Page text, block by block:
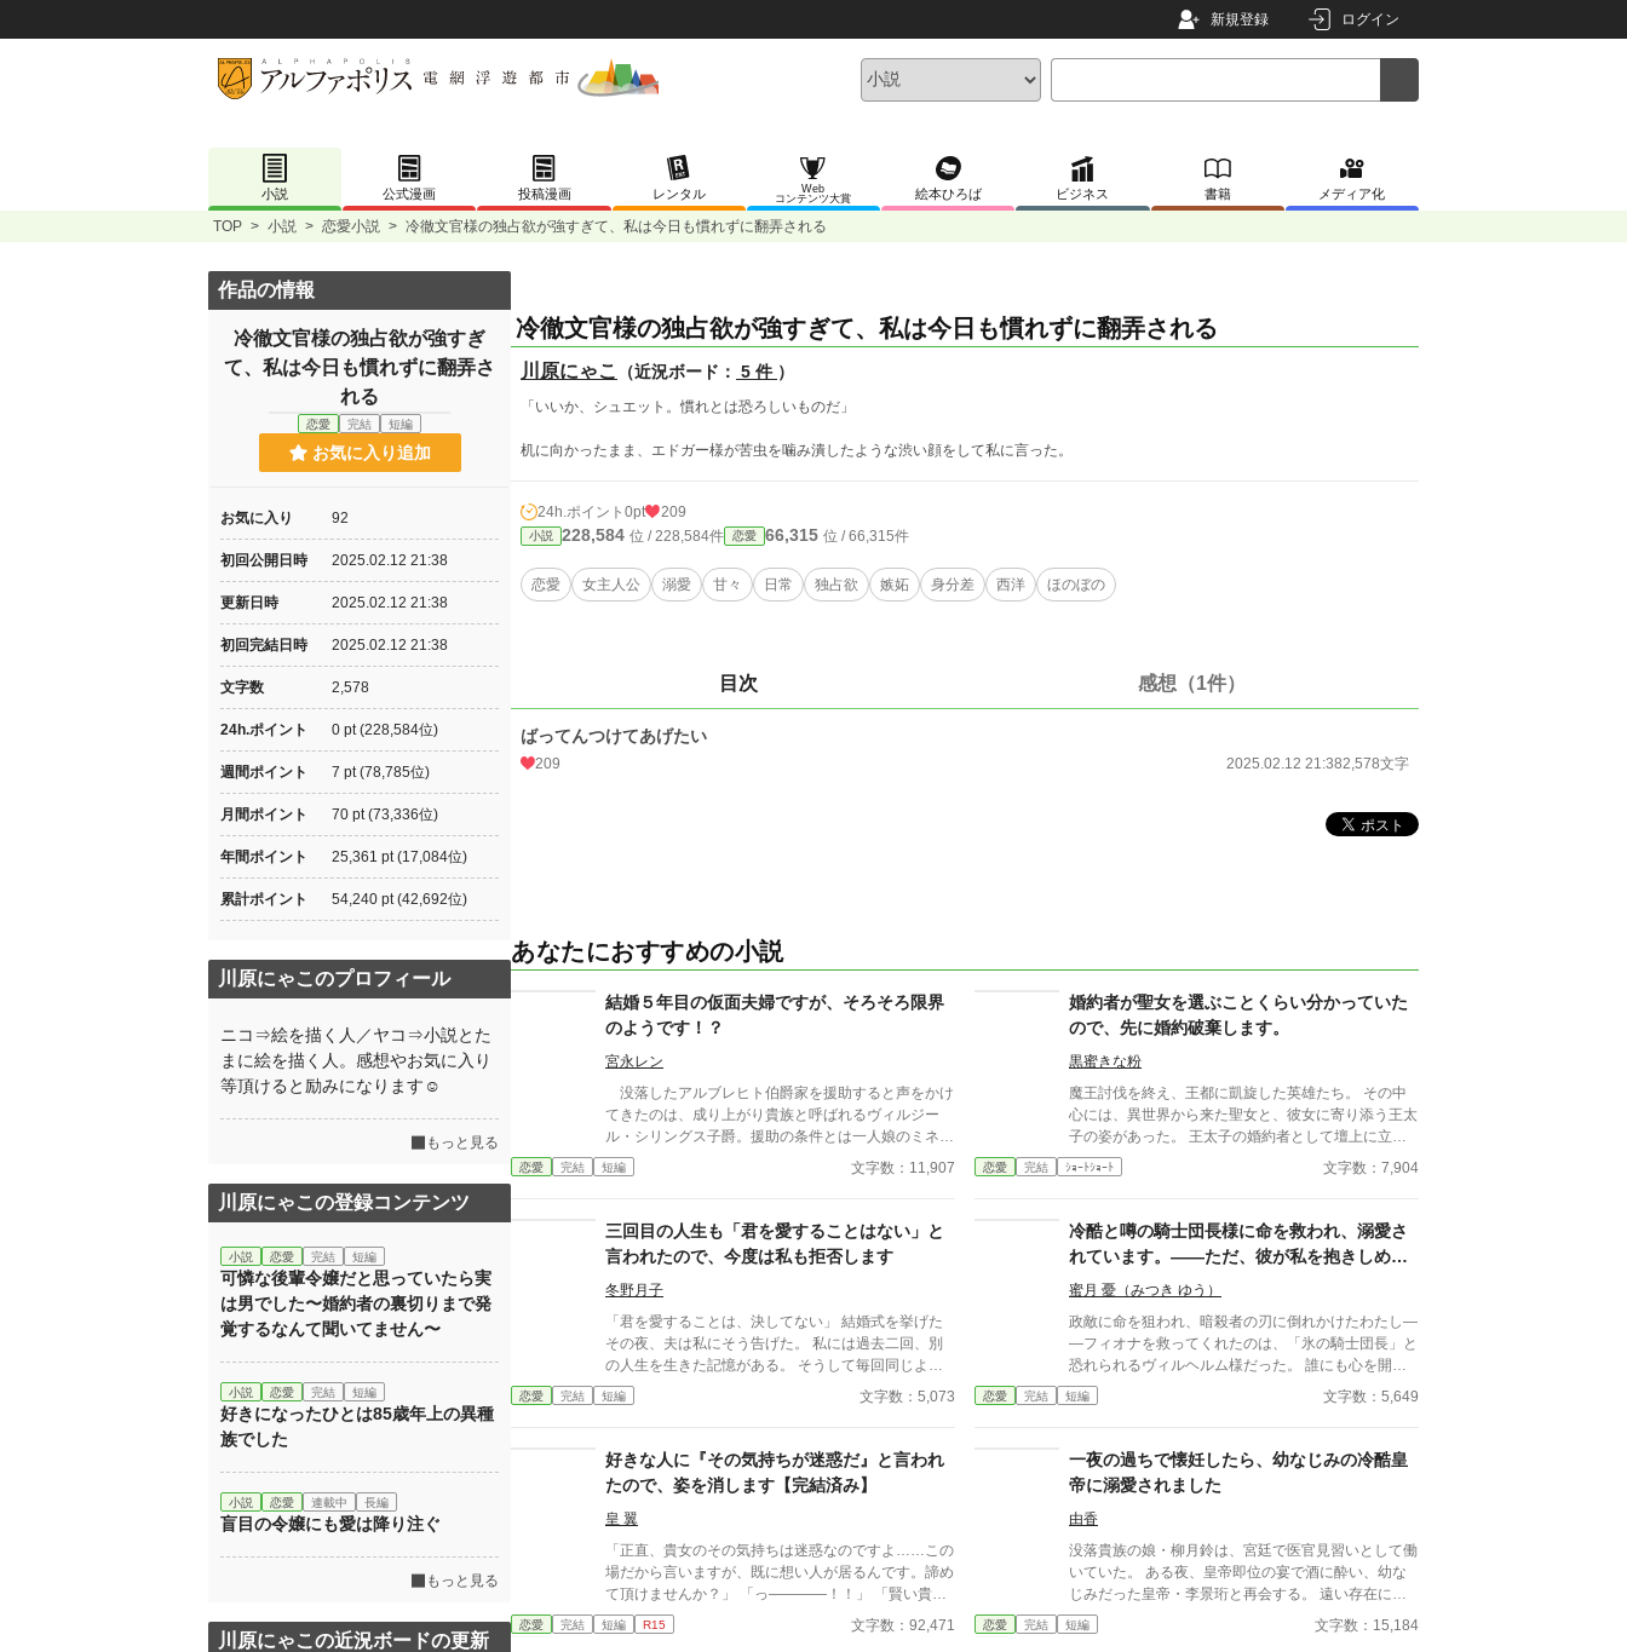
新規登録 ログイン
小説 公式漫画 投稿漫画 レンタル
Web
コンテンツ大賞
絵本ひろば ビジネス 書籍 メディア化
TOP > 小説 > 恋愛小説 > 冷徹文官様の独占欲が強すぎて、私は今日も慣れずに翻弄される
冷徹文官様の独占欲が強すぎて、私は今日も慣れずに翻弄される
川原にゃこ （近況ボード： 5 件 ）
「いいか、シュエット。慣れとは恐ろしいものだ」
机に向かったまま、エドガー様が苦虫を噛み潰したような渋い顔をして私に言った。
24h.ポイント 0pt 209
小説 228,584 位 / 228,584件 恋愛 66,315 位 / 66,315件
恋愛 女主人公 溺愛 甘々 日常 独占欲 嫉妬 身分差 西洋 ほのぼの
目次 感想（1件）
ばってんつけてあげたい
209 2025.02.12 21:382,578文字
あなたにおすすめの小説
結婚５年目の仮面夫婦ですが、そろそろ限界
のようです！？
宮永レン
没落したアルブレヒト伯爵家を援助すると声をかけ
てきたのは、成り上がり貴族と呼ばれるヴィルジー
ル・シリングス子爵。援助の条件とは一人娘のミネッ
トを妻にすること。 ミネットは形だけの結婚を申
し出るが、ヴィルジールからは仕事に支障が出ると困
る。 仮面夫婦としての生活を続けるうちに二人の
心には変化が生まれるが……
恋愛 完結 短編 文字数：11,907
婚約者が聖女を選ぶことくらい分かっていた
ので、先に婚約破棄します。
黒蜜きな粉
魔王討伐を終え、王都に凱旋した英雄たち。 その中
心には、異世界から来た聖女と、彼女に寄り添う王太
子の姿があった。 王太子の婚約者として壇上に立ち
ながらも、私は自分が選ばれない側だと理解してい
た。 だから、泣かない。縋らない。 私は自分から婚
るために。 そして、私自身の人生を始めるために。
短いお話です。
恋愛 完結 ｼｮｰﾄｼｮｰﾄ 文字数：7,904
三回目の人生も「君を愛することはない」と
言われたので、今度は私も拒否します
冬野月子
「君を愛することは、決してない」 結婚式を挙げた
その夜、夫は私にそう告げた。 私には過去二回、別
の人生を生きた記憶がある。 そうして毎回同じよう
に言われてきた。 逃げた一回目、我慢した二回目。
いずれも上手くいかなかった。 だから今回は。
恋愛 完結 短編 文字数：5,073
冷酷と噂の騎士団長様に命を救われ、溺愛さ
れています。——ただ、彼が私を抱きしめる
たび、なぜか甘い『鉄の匂い』がするのです
蜜月 憂（みつき ゆう）
政敵に命を狙われ、暗殺者の刃に倒れかけたわたし―
―フィオナを救ってくれたのは、「氷の騎士団長」と
恐れられるヴィルヘルム様だった。 誰にも心を開か
ないと噂の彼が、なぜかわたしにだけは、蕩けるほど
甘く、過保護なほど優しい。 ――ただ一つ。彼はい
び、なぜか甘い『鉄の匂い』がするのです。 尋ねて
も、彼は泣きそうに笑って言うだけ。「君が生きてい
てくれるなら、僕はこの匂いの中でも構わない」と。
どうして彼は、眠りながらうなされるの。どうし
て、"あの日"の話になると、あんなに凍りつくの。 ―
―わたしの知らない何かを、この人は抱えている。
※二人にとっては、最初から最後までハッピーエンド
です。 ※ほの暗いホラー風味（人間の狂気・執着）
と少しの切なさがありますが、ヒロインは絶対に傷つ
恋愛 完結 短編 文字数：5,649
好きな人に『その気持ちが迷惑だ』と言われ
たので、姿を消します【完結済み】
皇 翼
「正直、貴女のその気持ちは迷惑なのですよ……この
場だから言いますが、既に想い人が居るんです。諦め
て頂けませんか？」 「っ――――！！」 「賢い貴女
の事だ。地位も身分も財力も何もかもが貴女にとって
は高嶺の花だと元々分かっていたのでしょう？そんな
恋愛 完結 短編 R15 文字数：92,471
一夜の過ちで懐妊したら、幼なじみの冷酷皇
帝に溺愛されました
由香
没落貴族の娘・柳月鈴は、宮廷で医官見習いとして働
いていた。 ある夜、皇帝即位の宴で酒に酔い、幼な
じみだった皇帝・李景珩と再会する。 遠い存在にな
ったはずの彼。 けれど、その夜をきっかけに月鈴の
運命は大きく動き出す。 冷酷と恐れられる皇帝が、
恋愛 完結 短編 文字数：15,184
作品の情報
冷徹文官様の独占欲が強すぎ
て、私は今日も慣れずに翻弄さ
れる
恋愛 完結 短編
お気に入り追加
お気に入り 92
初回公開日時 2025.02.12 21:38
更新日時 2025.02.12 21:38
初回完結日時 2025.02.12 21:38
文字数 2,578
24h.ポイント 0 pt (228,584位)
週間ポイント 7 pt (78,785位)
月間ポイント 70 pt (73,336位)
年間ポイント 25,361 pt (17,084位)
累計ポイント 54,240 pt (42,692位)
川原にゃこのプロフィール
ニコ⇒絵を描く人／ヤコ⇒小説とた
まに絵を描く人。感想やお気に入り
等頂けると励みになります☺
もっと見る
川原にゃこの登録コンテンツ
小説 恋愛 完結 短編
可憐な後輩令嬢だと思っていたら実
は男でした〜婚約者の裏切りまで発
覚するなんて聞いてません〜
小説 恋愛 完結 短編
好きになったひとは85歳年上の異種
族でした
小説 恋愛 連載中 長編
盲目の令嬢にも愛は降り注ぐ
もっと見る
川原にゃこの近況ボードの更新